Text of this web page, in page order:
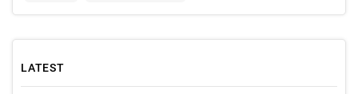
LATEST